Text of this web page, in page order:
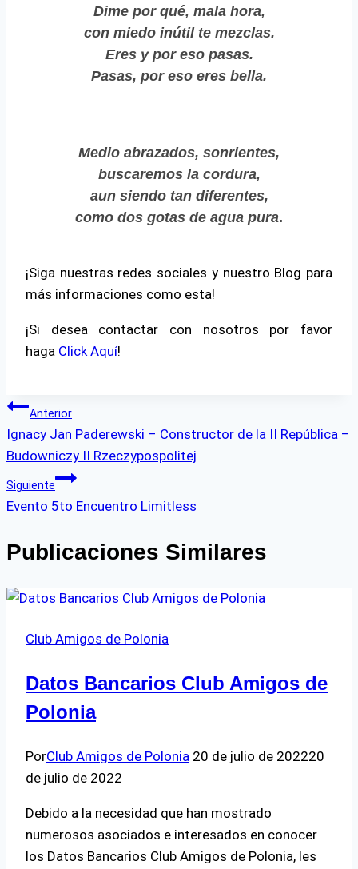
Dime por qué, mala hora,
con miedo inútil te mezclas.
Eres y por eso pasas.
Pasas, por eso eres bella.
Medio abrazados, sonrientes,
buscaremos la cordura,
aun siendo tan diferentes,
como dos gotas de agua pura.
¡Siga nuestras redes sociales y nuestro Blog para
más informaciones como esta!
¡Si desea contactar con nosotros por favor
haga Click Aquí!
Navegación
de
entradas
Anterior
Ignacy Jan Paderewski – Constructor de la II República –
Budowniczy II Rzeczypospolitej
Siguiente
Evento 5to Encuentro Limitless
Publicaciones Similares
Club Amigos de Polonia
Datos Bancarios Club Amigos de
Polonia
PorClub Amigos de Polonia 20 de julio de 202220
de julio de 2022
Debido a la necesidad que han mostrado
numerosos asociados e interesados en conocer
los Datos Bancarios Club Amigos de Polonia, les